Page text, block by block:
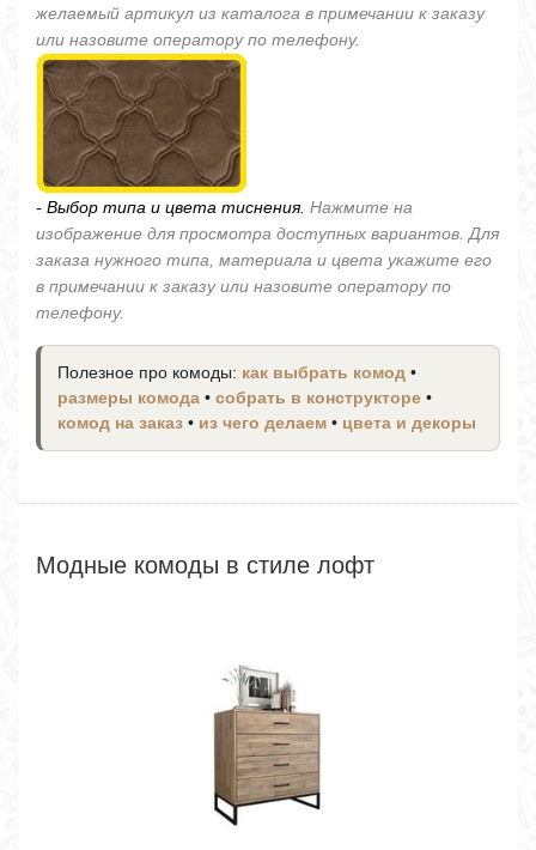
желаемый артикул из каталога в примечании к заказу
или назовите оператору по телефону.
- Выбор типа и цвета тиснения. Нажмите на
изображение для просмотра доступных вариантов. Для
заказа нужного типа, материала и цвета укажите его
в примечании к заказу или назовите оператору по
телефону.
Полезное про комоды: как выбрать комод •
размеры комода • собрать в конструкторе •
комод на заказ • из чего делаем • цвета и декоры
Модные комоды в стиле лофт